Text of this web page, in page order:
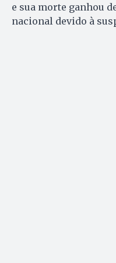
e sua morte ganhou
nacional devido à